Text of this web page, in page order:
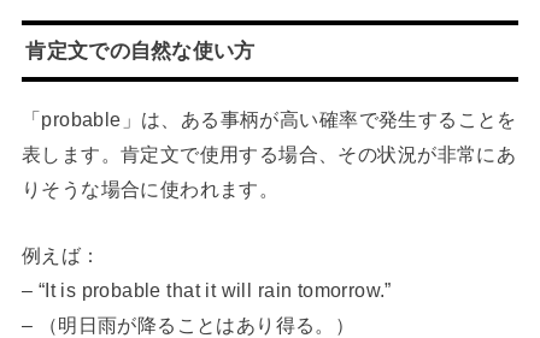
肯定文での自然な使い方
「probable」は、ある事柄が高い確率で発生することを
表します。肯定文で使用する場合、その状況が非常にあ
りそうな場合に使われます。
例えば：
– “It is probable that it will rain tomorrow.”
– （明日雨が降ることはあり得る。）